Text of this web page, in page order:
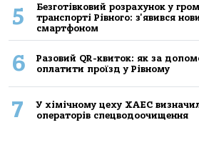
5
Безготівковий розрахунок у
транспорті Рівного: з'явився
смартфоном
6
Разовий QR-квиток: як за
оплатити проїзд у Рівному
7
У хімічному цеху ХАЕС
операторів спецводоочищення